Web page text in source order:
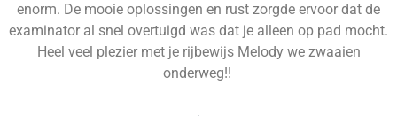
enorm. De mooie oplossingen en rust zorgde ervoor dat de
examinator al snel overtuigd was dat je alleen op pad mocht.
Heel veel plezier met je rijbewijs Melody we zwaaien
onderweg!!